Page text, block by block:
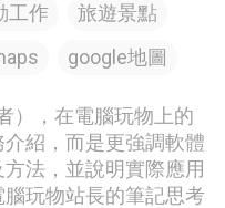
工作
旅遊景點
google地圖
），在電腦玩物上的
紹，而是更強調軟體
法，並說明實際應用
玩物站長的筆記思考